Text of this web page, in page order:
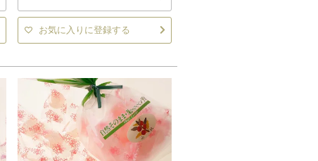
お気に入りに登録する